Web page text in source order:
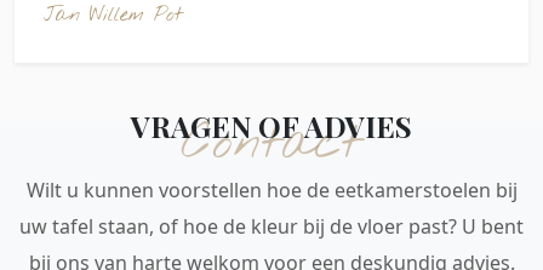
Jan Willem Pot
Contact
VRAGEN OF ADVIES
Wilt u kunnen voorstellen hoe de eetkamerstoelen bij
uw tafel staan, of hoe de kleur bij de vloer past? U bent
bij ons van harte welkom voor een deskundig advies.